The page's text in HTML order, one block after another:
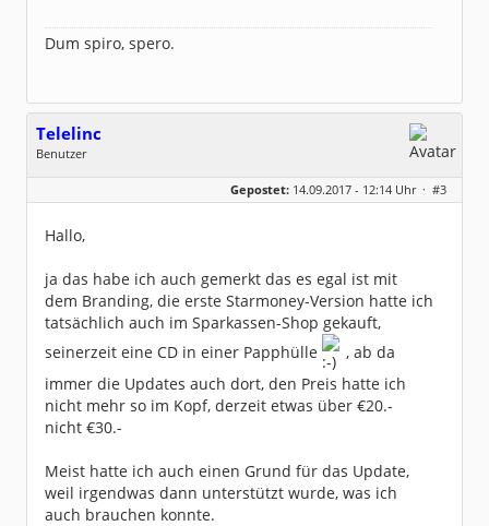
Dum spiro, spero.
Telelinc
Benutzer
Geschlecht:
keine Angabe
Dabei seit:
09 / 2017
Gepostet: 14.09.2017 - 12:14 Uhr · #3
Hallo,
ja das habe ich auch gemerkt das es egal ist mit
dem Branding, die erste Starmoney-Version hatte ich
tatsächlich auch im Sparkassen-Shop gekauft,
seinerzeit eine CD in einer Papphülle
, ab da
immer die Updates auch dort, den Preis hatte ich
nicht mehr so im Kopf, derzeit etwas über €20.-
nicht €30.-
Meist hatte ich auch einen Grund für das Update,
weil irgendwas dann unterstützt wurde, was ich
auch brauchen konnte.